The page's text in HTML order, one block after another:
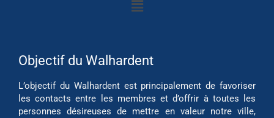
Objectif du Walhardent
L’objectif du Walhardent est principalement de favoriser
les contacts entre les membres et d’offrir à toutes les
personnes désireuses de mettre en valeur notre ville,